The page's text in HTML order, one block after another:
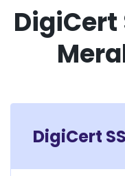
DigiCert
DigiCert